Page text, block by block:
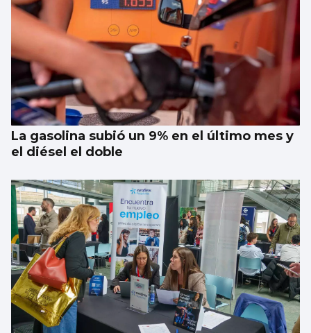
La gasolina subió un 9% en el último mes y
el diésel el doble